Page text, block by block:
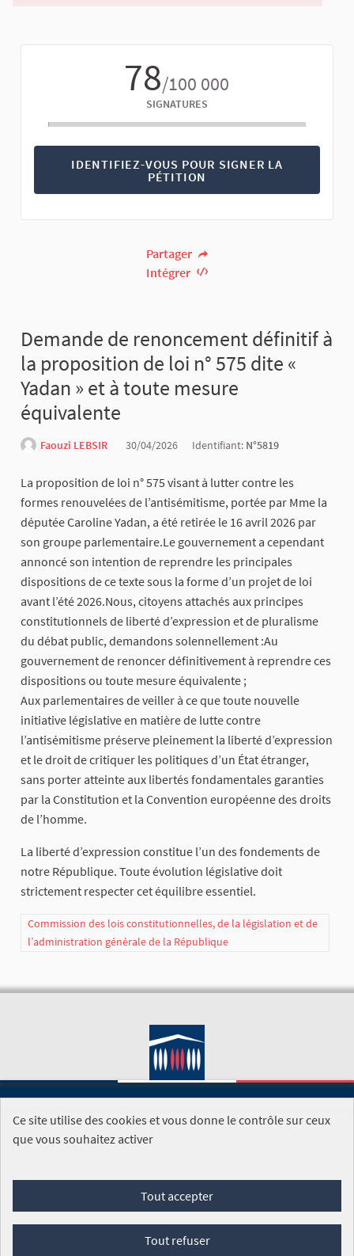
78/100 000
SIGNATURES
IDENTIFIEZ-VOUS POUR SIGNER LA
PÉTITION
Partager
Intégrer
Demande de renoncement définitif à
la proposition de loi n° 575 dite «
Yadan » et à toute mesure
équivalente
Faouzi LEBSIR 30/04/2026 Identifiant: N°5819
La proposition de loi n° 575 visant à lutter contre les
formes renouvelées de l’antisémitisme, portée par Mme la
députée Caroline Yadan, a été retirée le 16 avril 2026 par
son groupe parlementaire.Le gouvernement a cependant
annoncé son intention de reprendre les principales
dispositions de ce texte sous la forme d’un projet de loi
avant l’été 2026.Nous, citoyens attachés aux principes
constitutionnels de liberté d’expression et de pluralisme
du débat public, demandons solennellement :Au
gouvernement de renoncer définitivement à reprendre ces
dispositions ou toute mesure équivalente ;
Aux parlementaires de veiller à ce que toute nouvelle
initiative législative en matière de lutte contre
l’antisémitisme préserve pleinement la liberté d’expression
et le droit de critiquer les politiques d’un État étranger,
sans porter atteinte aux libertés fondamentales garanties
par la Constitution et la Convention européenne des droits
de l’homme.
La liberté d’expression constitue l’un des fondements de
notre République. Toute évolution législative doit
strictement respecter cet équilibre essentiel.
Commission des lois constitutionnelles, de la législation et de
l’administration générale de la République
SITE DE L'ASSEMBLÉE NATIONALE
Foire aux questions
Conditions générales d'utilisation (CGU)
Mentions légales
Cookies
Ce site utilise des cookies et vous donne le contrôle sur ceux
que vous souhaitez activer
Tout accepter
Tout refuser